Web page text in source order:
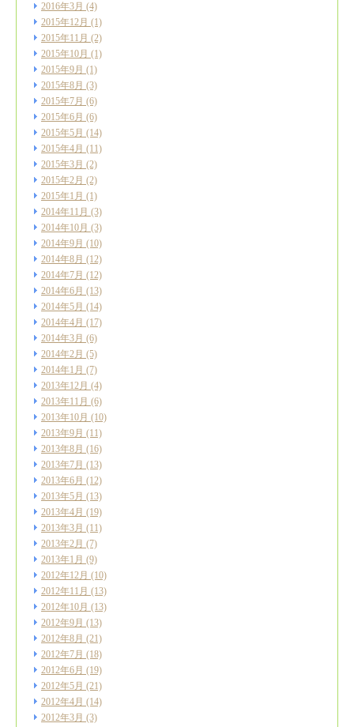
2016年3月 (4)
2015年12月 (1)
2015年11月 (2)
2015年10月 (1)
2015年9月 (1)
2015年8月 (3)
2015年7月 (6)
2015年6月 (6)
2015年5月 (14)
2015年4月 (11)
2015年3月 (2)
2015年2月 (2)
2015年1月 (1)
2014年11月 (3)
2014年10月 (3)
2014年9月 (10)
2014年8月 (12)
2014年7月 (12)
2014年6月 (13)
2014年5月 (14)
2014年4月 (17)
2014年3月 (6)
2014年2月 (5)
2014年1月 (7)
2013年12月 (4)
2013年11月 (6)
2013年10月 (10)
2013年9月 (11)
2013年8月 (16)
2013年7月 (13)
2013年6月 (12)
2013年5月 (13)
2013年4月 (19)
2013年3月 (11)
2013年2月 (7)
2013年1月 (9)
2012年12月 (10)
2012年11月 (13)
2012年10月 (13)
2012年9月 (13)
2012年8月 (21)
2012年7月 (18)
2012年6月 (19)
2012年5月 (21)
2012年4月 (14)
2012年3月 (3)